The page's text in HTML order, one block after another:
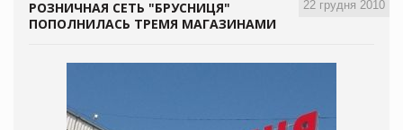
22 грудня 2010
РОЗНИЧНАЯ СЕТЬ "БРУСНИЦЯ"
ПОПОЛНИЛАСЬ ТРЕМЯ МАГАЗИНАМИ